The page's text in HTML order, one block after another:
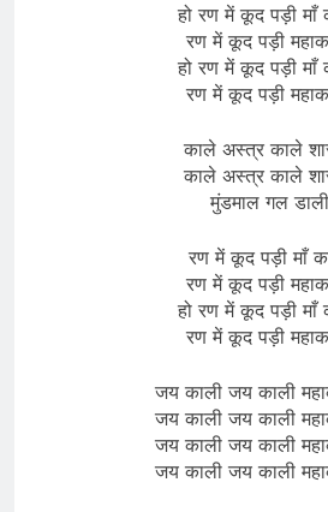
हो रण में कूद पड़ी माँ
रण में कूद पड़ी
हो रण में कूद पड़ी माँ
रण में कूद पड़ी
काले अस्त्र काले
काले अस्त्र काले
मुंडमाल गल डाली
रण में कूद पड़ी माँ
रण में कूद पड़ी
हो रण में कूद पड़ी माँ
रण में कूद पड़ी
जय काली जय काली
जय काली जय काली
जय काली जय काली
जय काली जय काली